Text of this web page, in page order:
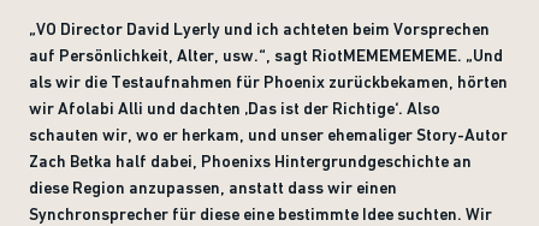
„VO Director David Lyerly und ich achteten beim Vorsprechen
auf Persönlichkeit, Alter, usw.“, sagt RiotMEMEMEMEME. „Und
als wir die Testaufnahmen für Phoenix zurückbekamen, hörten
wir Afolabi Alli und dachten ‚Das ist der Richtige‘. Also
schauten wir, wo er herkam, und unser ehemaliger Story-Autor
Zach Betka half dabei, Phoenixs Hintergrundgeschichte an
diese Region anzupassen, anstatt dass wir einen
Synchronsprecher für diese eine bestimmte Idee suchten. Wir